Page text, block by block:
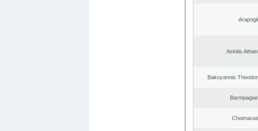
Askitis
Bakoyannis